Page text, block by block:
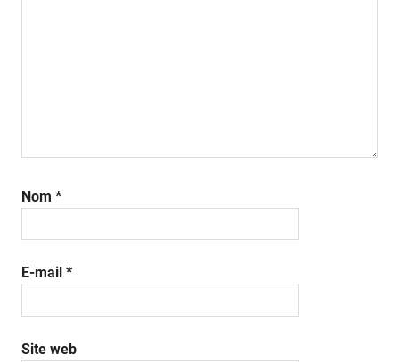
Nom *
E-mail *
Site web